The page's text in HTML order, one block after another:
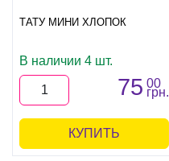
ТАТУ МИНИ ХЛОПОК
В наличии 4 шт.
75 00
грн.
КУПИТЬ